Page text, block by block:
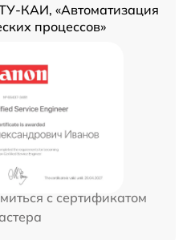
КАИ, «Автоматизация
процессов»
с сертификатом